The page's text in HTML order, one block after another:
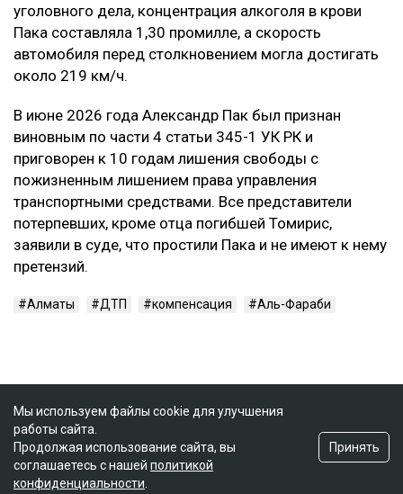
уголовного дела, концентрация алкоголя в крови
Пака составляла 1,30 промилле, а скорость
автомобиля перед столкновением могла достигать
около 219 км/ч.
В июне 2026 года Александр Пак был признан
виновным по части 4 статьи 345-1 УК РК и
приговорен к 10 годам лишения свободы с
пожизненным лишением права управления
транспортными средствами. Все представители
потерпевших, кроме отца погибшей Томирис,
заявили в суде, что простили Пака и не имеют к нему
претензий.
Алматы ДТП компенсация Аль-Фараби
Мы используем файлы cookie для улучшения
работы сайта.
Продолжая использование сайта, вы
соглашаетесь с нашей политикой
конфиденциальности
Принять